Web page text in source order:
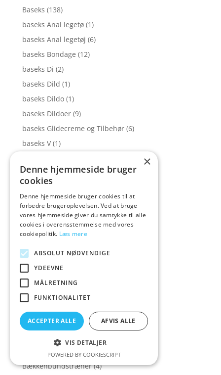
Baseks (138)
baseks Anal legetø (1)
baseks Anal legetøj (6)
baseks Bondage (12)
baseks Di (2)
baseks Dild (1)
baseks Dildo (1)
baseks Dildoer (9)
baseks Glidecreme og Tilbehør (6)
baseks V (1)
baseks Vibratorer (6)
Bathmate
Batteri (6)
Batterier (33)
Batterier&Opladere
Bækkenbu
Bækkenbundsku
Bækkenbundskugl
Bækkenbundskugler Begynder (6)
Bækkenbundskugler Sæt (22)
Bækkenbundstræner (4)
×
Denne hjemmeside bruger
cookies
Denne hjemmeside bruger cookies til at
forbedre brugeroplevelsen. Ved at bruge
vores hjemmeside giver du samtykke til alle
cookies i overensstemmelse med vores
cookiepolitik. Læs mere
ABSOLUT NØDVENDIGE
YDEEVNE
MÅLRETNING
FUNKTIONALITET
ACCEPTER ALLE AFVIS ALLE
VIS DETALJER
POWERED BY COOKIESCRIPT